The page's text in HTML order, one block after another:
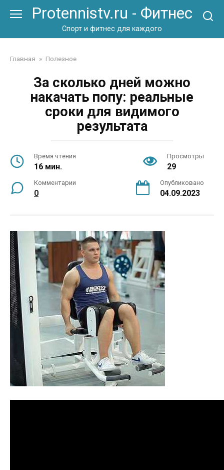
Protennistv.ru - Фитнес
Спорт и фитнес для каждого
Главная » Полезное
За сколько дней можно
накачать попу: реальные
сроки для видимого
результата
Время чтения
16 мин.
Просмотры
29
Комментарии
0
Опубликовано
04.09.2023